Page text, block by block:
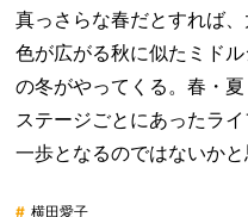
真っさらな春だとすれば
色が広がる秋に似たミド
の冬がやってくる。春・
ステージごとにあったラ
一歩となるのではないかと
# 横田愛子